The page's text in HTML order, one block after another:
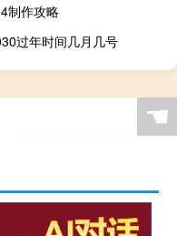
制作攻略
过年时间几月几号
☚